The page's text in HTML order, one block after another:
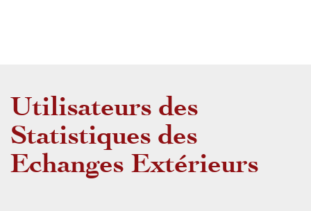
Utilisateurs des
Statistiques des
Echanges Extérieurs